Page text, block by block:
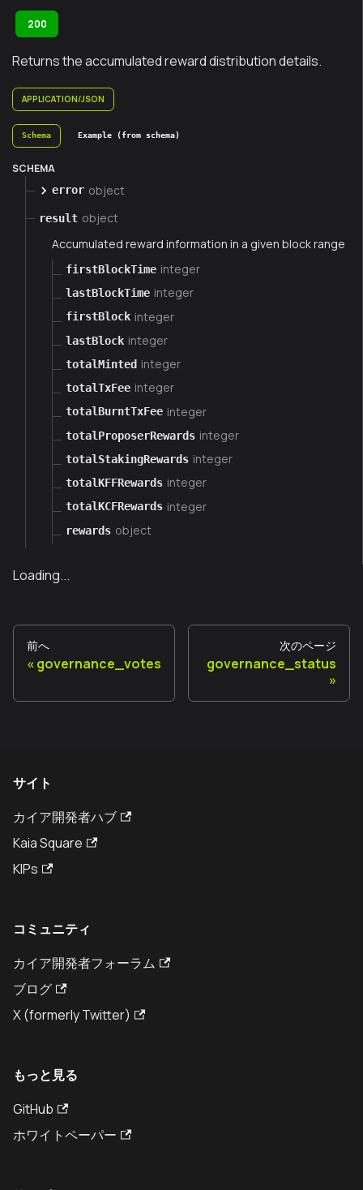
200
Returns the accumulated reward distribution details.
APPLICATION/JSON
Schema Example (from schema)
SCHEMA
error object
result object
Accumulated reward information in a given block range
firstBlockTime integer
lastBlockTime integer
firstBlock integer
lastBlock integer
totalMinted integer
totalTxFee integer
totalBurntTxFee integer
totalProposerRewards integer
totalStakingRewards integer
totalKFFRewards integer
totalKCFRewards integer
rewards object
Loading...
前へ
governance_votes
次のページ
governance_status
サイト
カイア開発者ハブ
Kaia Square
KIPs
コミュニティ
カイア開発者フォーラム
ブログ
X (formerly Twitter)
もっと見る
GitHub
ホワイトペーパー